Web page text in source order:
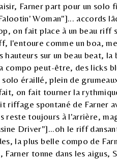
Farner part pour un solo
Woman"]... accords
on fait place à un beau riff
l'entoure comme un boa,
sur un beau beat, la
compo peut-être, des licks
éraillé, plein de
on fait tourner la
riffage spontané de Farner
reste toujours à l'arrière,
Driver"]...oh le riff
la plus belle compo de
tonne dans les aigus,